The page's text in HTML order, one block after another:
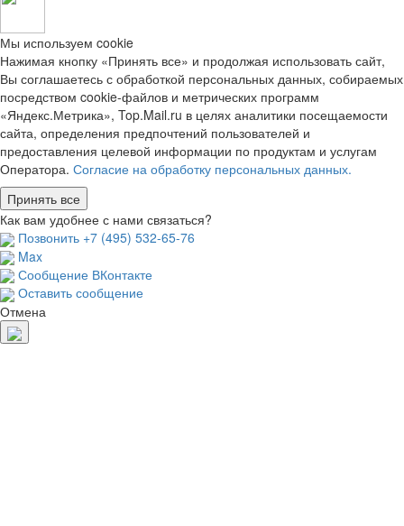
Мы используем cookie
Нажимая кнопку «Принять все» и продолжая использовать сайт,
Вы соглашаетесь с обработкой персональных данных, собираемых
посредством cookie-файлов и метрических программ
«Яндекс.Метрика», Top.Mail.ru в целях аналитики посещаемости
сайта, определения предпочтений пользователей и
предоставления целевой информации по продуктам и услугам
Оператора. Согласие на обработку персональных данных.
Принять все
Как вам удобнее с нами связаться?
Позвонить +7 (495) 532-65-76
Max
Сообщение ВКонтакте
Оставить сообщение
Отмена